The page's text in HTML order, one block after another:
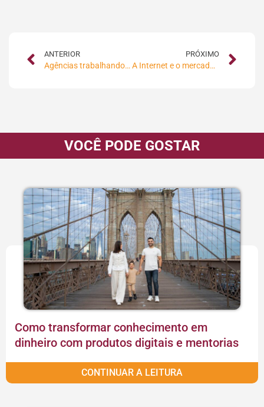
ANTERIOR
Agências trabalhando com núcleos
PRÓXIMO
A Internet e o mercado de luxo
VOCÊ PODE GOSTAR
Como transformar conhecimento em
dinheiro com produtos digitais e mentorias
CONTINUAR A LEITURA